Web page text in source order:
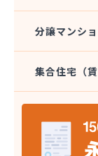
株式会社エ
株式会社エ
株式会社エ
株式会社エ
株式会社エ
株式会社エ
株式会社エ
分譲マンシ
集合住宅（